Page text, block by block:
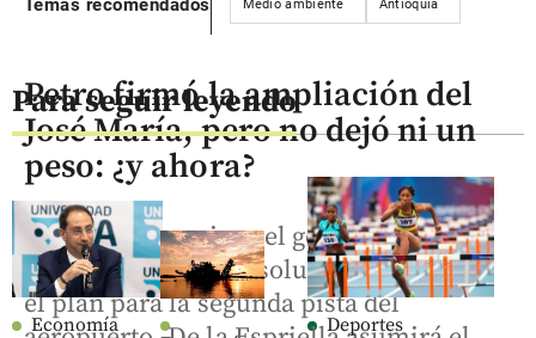
Temas recomendados Medio ambiente Antioquia
Para seguir leyendo
Economía Deportes
Petro firmó la ampliación del
José María, pero no dejó ni un
peso: ¿y ahora?
A horas de terminar el gobierno, la
Aerocivil expidió resolución que adopta
el plan para la segunda pista del